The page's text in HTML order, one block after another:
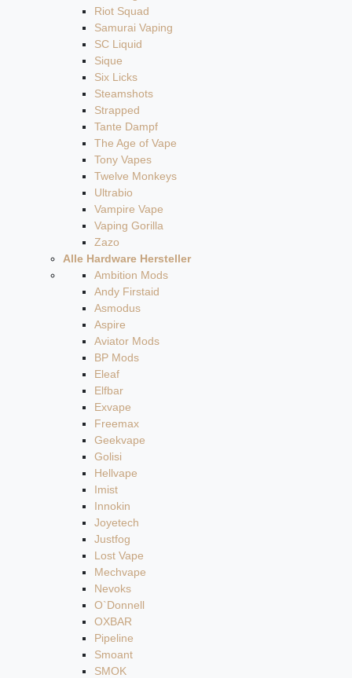
Riot Squad
Samurai Vaping
SC Liquid
Sique
Six Licks
Steamshots
Strapped
Tante Dampf
The Age of Vape
Tony Vapes
Twelve Monkeys
Ultrabio
Vampire Vape
Vaping Gorilla
Zazo
Alle Hardware Hersteller
Ambition Mods
Andy Firstaid
Asmodus
Aspire
Aviator Mods
BP Mods
Eleaf
Elfbar
Exvape
Freemax
Geekvape
Golisi
Hellvape
Imist
Innokin
Joyetech
Justfog
Lost Vape
Mechvape
Nevoks
O`Donnell
OXBAR
Pipeline
Smoant
SMOK